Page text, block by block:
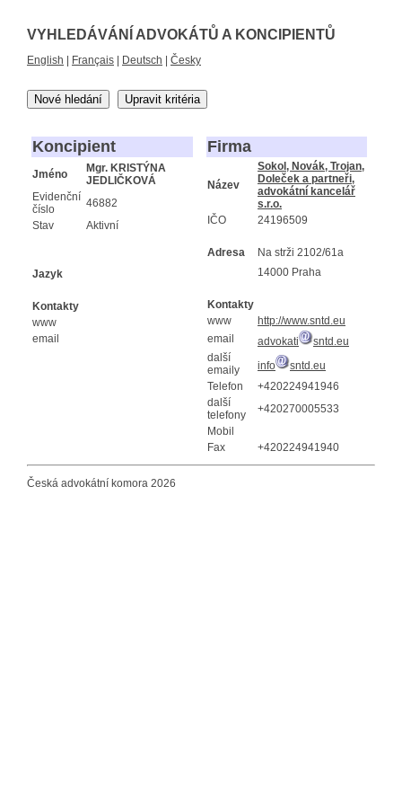
VYHLEDÁVÁNÍ ADVOKÁTŮ A KONCIPIENTŮ
English Français Deutsch Česky
Nové hledání Upravit kritéria
Koncipient
Jméno
Mgr. KRISTÝNA
JEDLIČKOVÁ
Evidenční
číslo
46882
Stav
Aktivní
Jazyk
Kontakty
www
email
Firma
Název
Sokol, Novák, Trojan,
Doleček a partneři,
advokátní kancelář
s.r.o.
IČO
24196509
Adresa
Na strži 2102/61a
14000 Praha
Kontakty
www
http://www.sntd.eu
email
advokati
sntd.eu
další
emaily
info
sntd.eu
Telefon
+420224941946
další
telefony
+420270005533
Mobil
Fax
+420224941940
Česká advokátní komora 2026